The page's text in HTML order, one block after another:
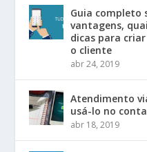
Guia completo
vantagens,
dicas para
o cliente
abr 24, 2019
Atendimento
usá-lo no
abr 18, 2019